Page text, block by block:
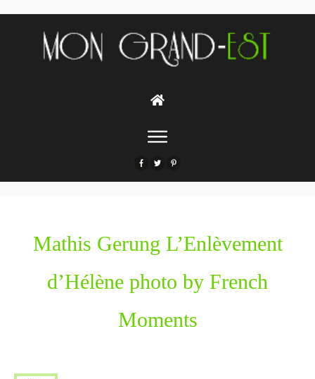
Mathis Gerung L’Enlèvement
d’Hélène photo by French
Moments